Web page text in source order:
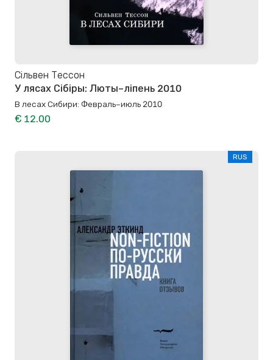
Сільвен Тессон
У лясах Сібіры: Люты–ліпень 2010
В лесах Сибири: Февраль–июль 2010
€ 12.00
RUS